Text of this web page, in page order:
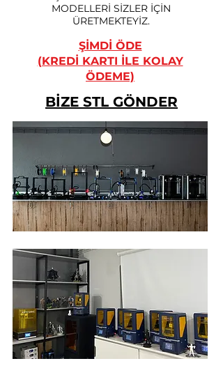
MODELLERİ SİZLER İÇİN
ÜRETMEKTEYİZ.
ŞİMDİ ÖDE
(KREDİ KARTI İLE KOLAY
ÖDEME)
BİZE STL GÖNDER